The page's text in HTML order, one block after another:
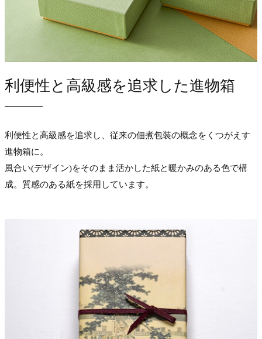
利便性と高級感を追求した進物箱
利便性と高級感を追求し、従来の佃煮包装の概念をくつがえす
進物箱に。
風合い(デザイン)をそのまま活かした紙と暖かみのある色で構
成。質感のある紙を採用しています。